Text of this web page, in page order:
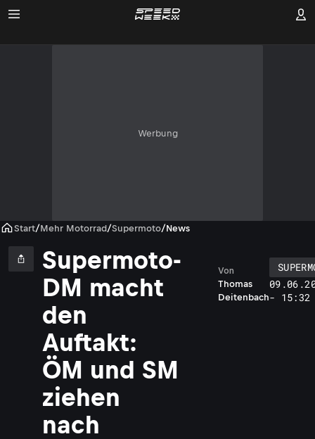
Werbung
Start/Mehr Motorrad/Supermoto/News
Supermoto-
DM macht
den
Auftakt:
ÖM und SM
ziehen
nach
Thomas
Deitenbach
Von
- 15:32